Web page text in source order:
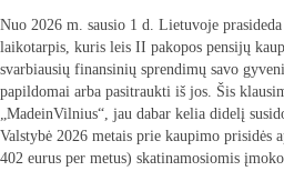
Nuo 2026 m. sausio 1 d. Lietuvoje
laikotarpis, kuris leis II pakopos pensijų
svarbiausių finansinių sprendimų savo
papildomai arba pasitraukti iš jos. Šis
„MadeinVilnius“, jau dabar kelia didelį
Valstybė 2026 metais prie kaupimo prisidės
402 eurus per metus) skatinamosiomis